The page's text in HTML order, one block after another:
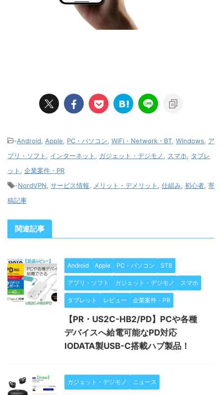
-Android Apple PC・パソコン WiFi・Network・BT Windows
ア
プリ・ソフト
インターネット ガジェット・デジモノ スマホ
タブレ
ット
企業案件・PR
-NordVPN サービス情報 メリット・デメリット 仕組み 初心者 寄
稿記事
関連記事
Android Apple PC・パソコン STB
アプリ・ソフト ガジェット・デジモノ スマホ
タブレット レビュー 企業案件・PR
【PR・US2C-HB2/PD】PCや各種
デバイスへ給電可能なPD対応
IODATA製USB-C搭載ハブ製品！
ガジェット・デジモノ ニュース